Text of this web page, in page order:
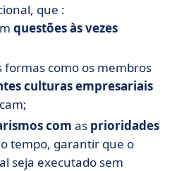
que :
questões às vezes
formas como os membros
culturas empresariais
com as prioridades
tempo, garantir que o
seja executado sem